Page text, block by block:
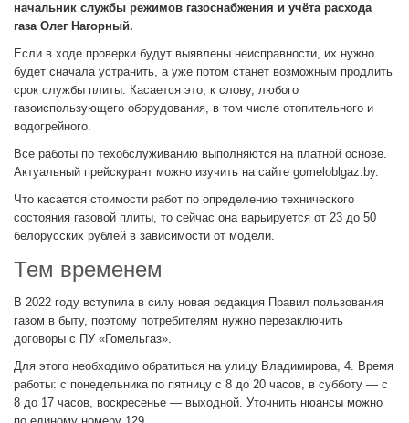
начальник службы режимов газоснабжения и учёта расхода
газа Олег Нагорный.
Если в ходе проверки бу­дут выявлены неисправно­сти, их нужно
будет снача­ла устранить, а уже потом станет возможным продлить
срок службы плиты. Каса­ется это, к слову, любого
газоиспользующего оборудо­вания, в том числе отопитель­ного и
водогрейного.
Все работы по техобслу­живанию выполняются на платной основе.
Актуальный прейскурант можно изучить на сайте gomeloblgaz.by.
Что касается стоимости ра­бот по определению техни­ческого
состояния газовой плиты, то сейчас она варьи­руется от 23 до 50
белорус­ских рублей в зависимости от модели.
Тем временем
В 2022 году вступила в силу новая редакция Правил пользования
газом в быту, поэтому потребителям нужно перезаключить
договоры с ПУ «Гомельгаз».
Для этого необходимо обра­титься на улицу Владимирова, 4. Время
работы: с понедельника по пятницу с 8 до 20 часов, в субботу — с
8 до 17 часов, воскресенье — выходной. Уточнить нюан­сы можно